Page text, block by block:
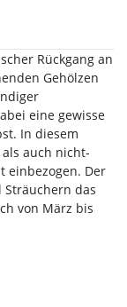
Rückgang an
Gehölzen
eine gewisse
In diesem
auch nicht-
einbezogen. Der
das
von März bis